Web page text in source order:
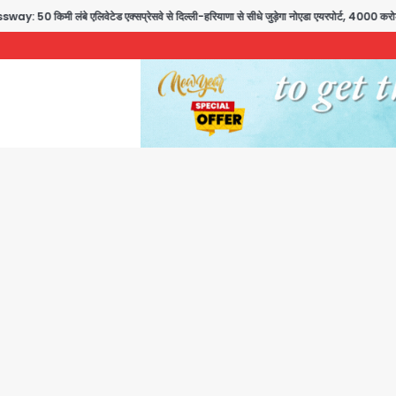
लंबे एलिवेटेड एक्सप्रेसवे से दिल्ली-हरियाणा से सीधे जुड़ेगा नोएडा एयरपोर्ट, 4000 करोड़